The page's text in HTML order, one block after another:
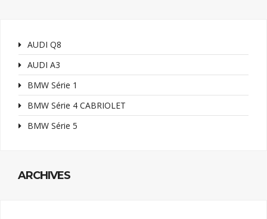
AUDI Q8
AUDI A3
BMW Série 1
BMW Série 4 CABRIOLET
BMW Série 5
ARCHIVES